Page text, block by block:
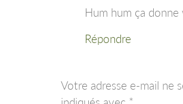
Hum hum ça donne
Répondre
Votre adresse e-mail ne